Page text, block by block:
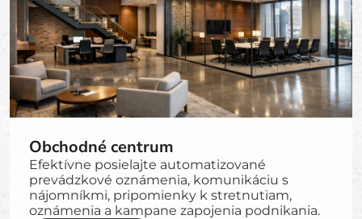
Obchodné centrum
Efektívne posielajte automatizované
prevádzkové oznámenia, komunikáciu s
nájomníkmi, pripomienky k stretnutiam,
oznámenia a kampane zapojenia podnikania.